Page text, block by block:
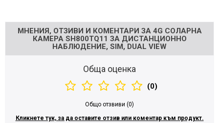
МНЕНИЯ, ОТЗИВИ И КОМЕНТАРИ ЗА 4G СОЛАРНА
КАМЕРА SH800TQ11 ЗА ДИСТАНЦИОННО
НАБЛЮДЕНИЕ, SIM, DUAL VIEW
Обща оценка
(0)
Общо отзвиви (0)
Кликнете тук, за да оставите отзив или коментар към продукт.